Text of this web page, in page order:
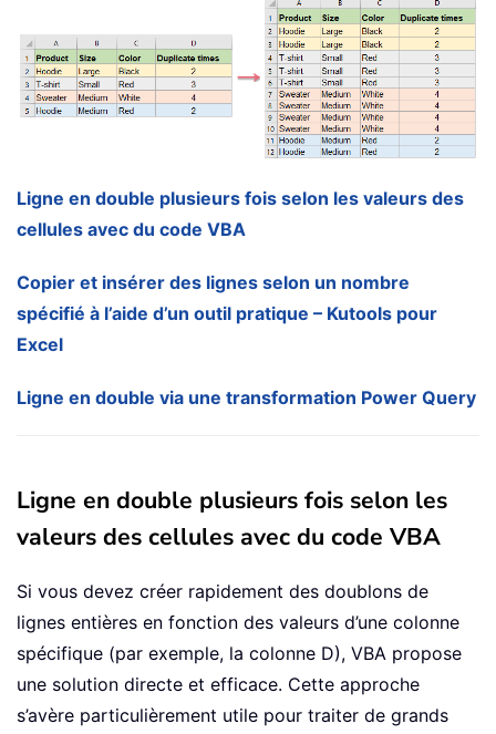
Ligne en double plusieurs fois selon les valeurs des
cellules avec du code VBA
Copier et insérer des lignes selon un nombre
spécifié à l’aide d’un outil pratique – Kutools pour
Excel
Ligne en double via une transformation Power Query
Ligne en double plusieurs fois selon les
valeurs des cellules avec du code VBA
Si vous devez créer rapidement des doublons de
lignes entières en fonction des valeurs d’une colonne
spécifique (par exemple, la colonne D), VBA propose
une solution directe et efficace. Cette approche
s’avère particulièrement utile pour traiter de grands